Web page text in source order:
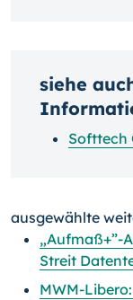
siehe
Softtech
ausgewählte
„Aufmaß+”-
Streit
MWM-